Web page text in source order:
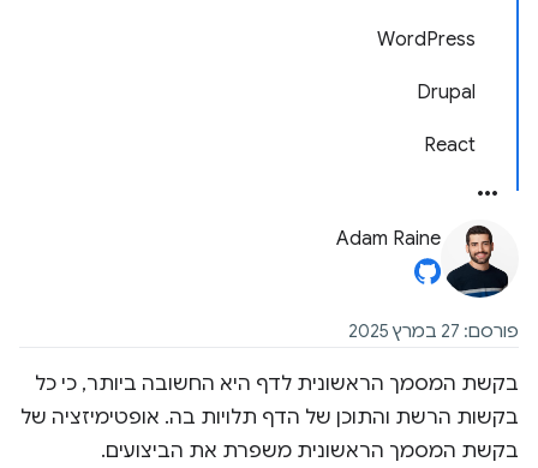
WordPress
Drupal
React
Adam Raine
פורסם: 27 במרץ 2025
בקשת המסמך הראשונית לדף היא החשובה ביותר, כי כל
בקשות הרשת והתוכן של הדף תלויות בה. אופטימיזציה של
בקשת המסמך הראשונית משפרת את הביצועים.